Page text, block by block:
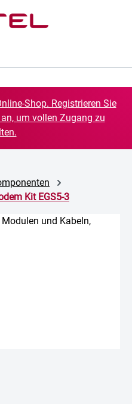
Shop. Registrieren Sie
um vollen Zugang zu
Kit EGS5-3